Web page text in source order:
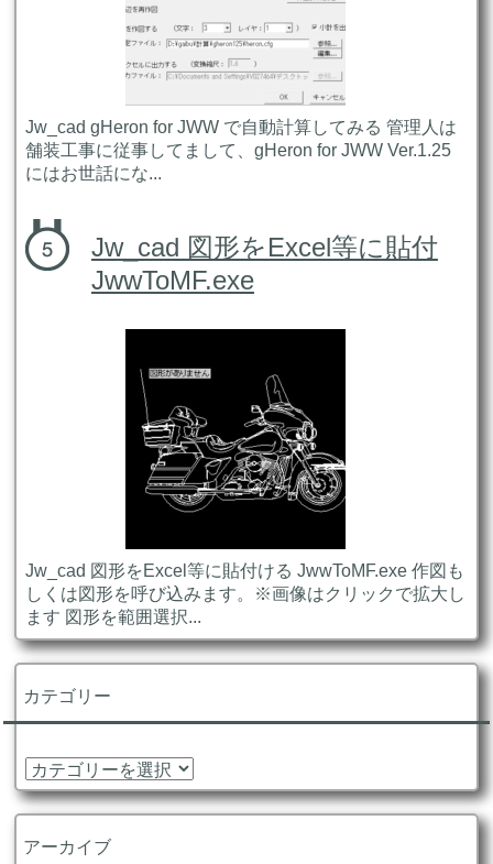
Jw_cad gHeron for JWW で自動計算してみる 管理人は
舗装工事に従事してまして、gHeron for JWW Ver.1.25
にはお世話にな...
Jw_cad 図形をExcel等に貼付
JwwToMF.exe
Jw_cad 図形をExcel等に貼付ける JwwToMF.exe 作図も
しくは図形を呼び込みます。※画像はクリックで拡大し
ます 図形を範囲選択...
カテゴリー
カ
テ
ゴ
ー
アーカイブ